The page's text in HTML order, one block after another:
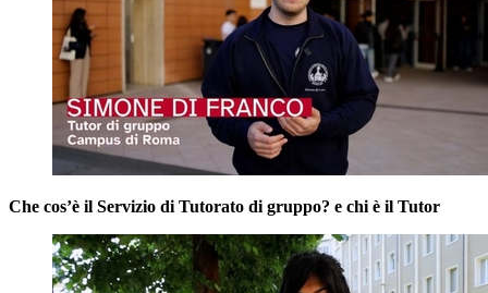
Che cos’è il Servizio di Tutorato di gruppo? e chi è il Tutor